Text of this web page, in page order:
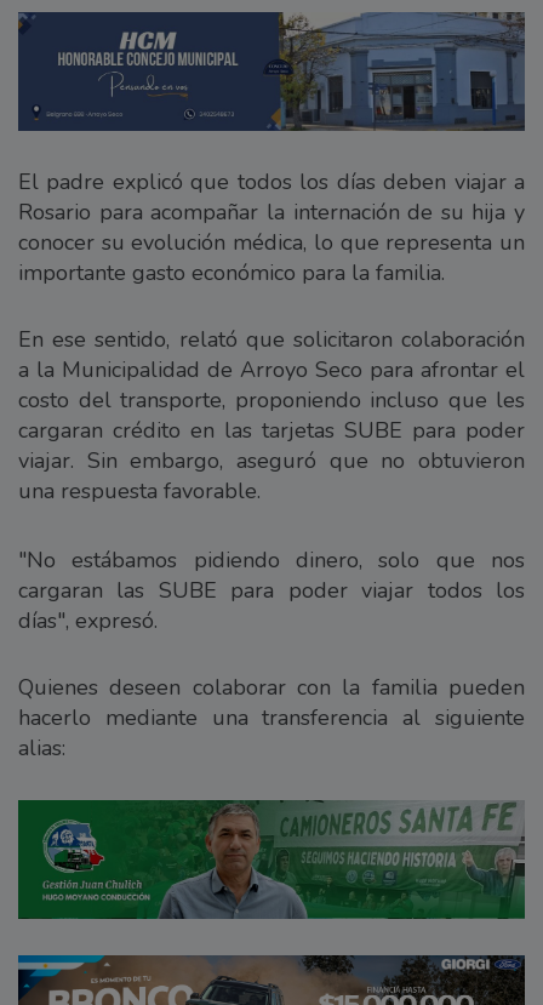
El padre explicó que todos los días deben viajar a
Rosario para acompañar la internación de su hija y
conocer su evolución médica, lo que representa un
importante gasto económico para la familia.
En ese sentido, relató que solicitaron colaboración
a la Municipalidad de Arroyo Seco para afrontar el
costo del transporte, proponiendo incluso que les
cargaran crédito en las tarjetas SUBE para poder
viajar. Sin embargo, aseguró que no obtuvieron
una respuesta favorable.
"No estábamos pidiendo dinero, solo que nos
cargaran las SUBE para poder viajar todos los
días", expresó.
Quienes deseen colaborar con la familia pueden
hacerlo mediante una transferencia al siguiente
alias: